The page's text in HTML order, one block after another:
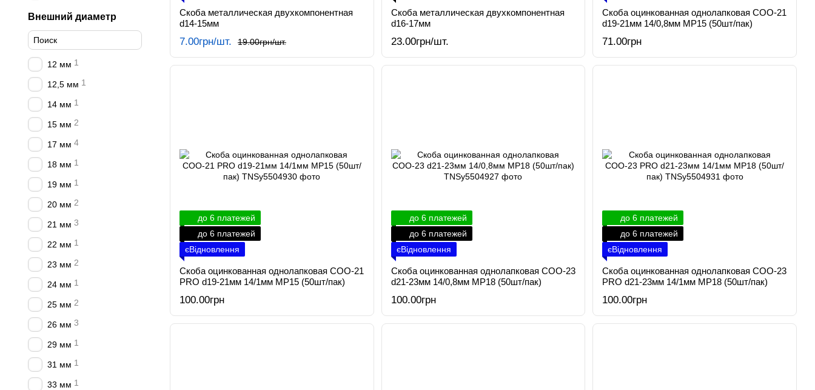
Скоба металлическая двухкомпонентная
d14-15мм
19.00грн/шт.
7.00грн/шт.
Скоба металлическая двухкомпонентная
d16-17мм
23.00грн/шт.
Скоба оцинкованная однолапковая СОО-21
d19-21мм 14/0,8мм МР15 (50шт/пак)
71.00грн
до 6 платежей
до 6 платежей
єВідновлення
Скоба оцинкованная однолапковая СОО-21
PRO d19-21мм 14/1мм МР15 (50шт/пак)
100.00грн
до 6 платежей
до 6 платежей
єВідновлення
Скоба оцинкованная однолапковая СОО-23
d21-23мм 14/0,8мм МР18 (50шт/пак)
100.00грн
до 6 платежей
до 6 платежей
єВідновлення
Скоба оцинкованная однолапковая СОО-23
PRO d21-23мм 14/1мм МР18 (50шт/пак)
100.00грн
Внешний диаметр
12 мм 1
12,5 мм 1
14 мм 1
15 мм 2
17 мм 4
18 мм 1
19 мм 1
20 мм 2
21 мм 3
22 мм 1
23 мм 2
24 мм 1
25 мм 2
26 мм 3
29 мм 1
31 мм 1
33 мм 1